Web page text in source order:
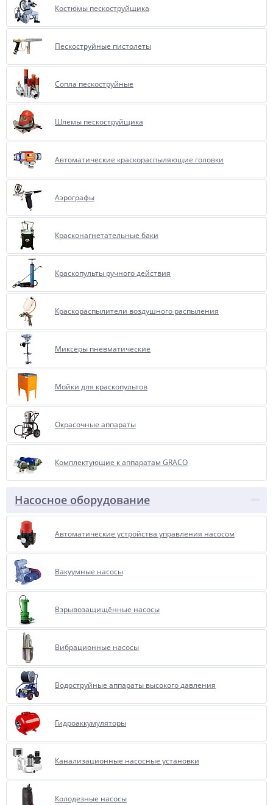
Костюмы пескоструйщика
Пескоструйные пистолеты
Сопла пескоструйные
Шлемы пескоструйщика
Автоматические краскораспыляющие головки
Аэрографы
Красконагнетательные баки
Краскопульты ручного действия
Краскораспылители воздушного распыления
Миксеры пневматические
Мойки для краскопультов
Окрасочные аппараты
Комплектующие к аппаратам GRACO
Насосное оборудование
Автоматические устройства управления насосом
Вакуумные насосы
Взрывозащищённые насосы
Вибрационные насосы
Водоструйные аппараты высокого давления
Гидроаккумуляторы
Канализационные насосные установки
Колодезные насосы